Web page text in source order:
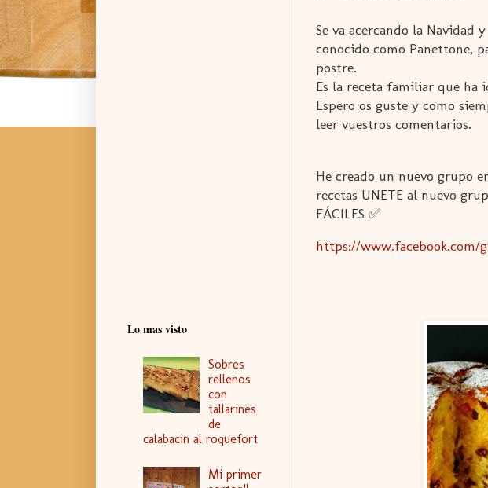
Se va acercando la Navidad
conocido como Panettone,
postre.
Es la receta familiar que ha
Espero os guste y como
leer vuestros comentarios.
He creado un nuevo grupo
recetas UNETE al nuevo
FÁCILES ✅
https://www.facebook.com/
Lo mas visto
Sobres
rellenos
con
tallarines
de
calabacin al roquefort
Mi primer